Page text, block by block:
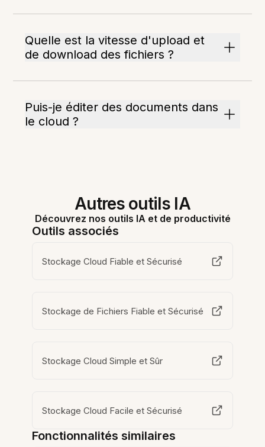
Quelle est la vitesse d'upload et
de download des fichiers ?
Puis-je éditer des documents dans
le cloud ?
Autres outils IA
Découvrez nos outils IA et de productivité
Outils associés
Stockage Cloud Fiable et Sécurisé
Stockage de Fichiers Fiable et Sécurisé
Stockage Cloud Simple et Sûr
Stockage Cloud Facile et Sécurisé
Fonctionnalités similaires